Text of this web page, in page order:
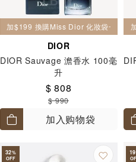
加$199 換購Miss Dior 化妝袋一個
DIOR
DIOR Sauvage 澹香水 100毫
升
$ 808
$ 990
加入购物袋
32%
OFF
19